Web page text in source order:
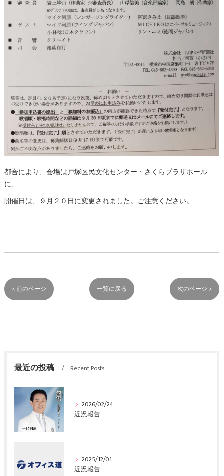
都合により、会場は戸塚区民文化センター・さくらプラザホール
に、
開催日は、９月２０日に変更されました。ご注意ください。
< 前のページ 一覧に戻る 次のページ >
最近の投稿 Recent Posts
2026/02/24
近況報告
2025/12/01
近況報告